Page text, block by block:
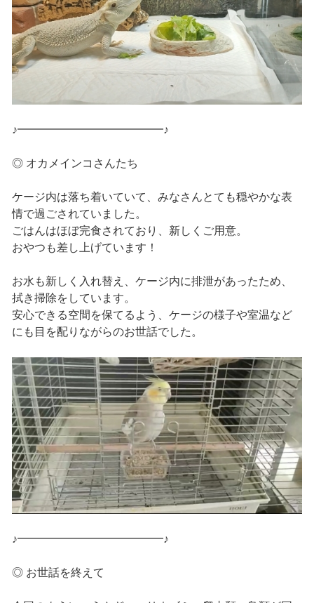
♪━━━━━━━━━━━━━♪
◎ オカメインコさんたち
ケージ内は落ち着いていて、みなさんとても穏やかな表
情で過ごされていました。
ごはんはほぼ完食されており、新しくご用意。
おやつも差し上げています！
お水も新しく入れ替え、ケージ内に排泄があったため、
拭き掃除をしています。
安心できる空間を保てるよう、ケージの様子や室温など
にも目を配りながらのお世話でした。
♪━━━━━━━━━━━━━♪
◎ お世話を終えて